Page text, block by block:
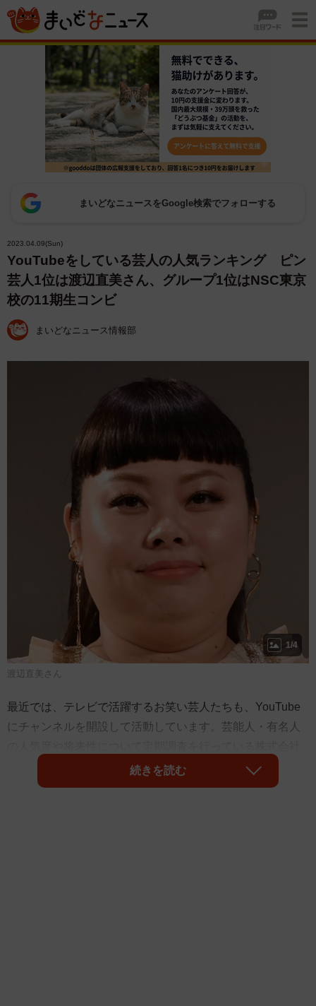
まいどなニュースをGoogle検索でフォローする
2023.04.09(Sun)
YouTubeをしている芸人の人気ランキング ピン
芸人1位は渡辺直美さん、グループ1位はNSC東京
校の11期生コンビ
まいどなニュース情報部
1/4
渡辺直美さん
最近では、テレビで活躍するお笑い芸人たちも、YouTube
にチャンネルを開設して活動しています。芸能人・有名人
アーキテクト（東京都港区）が、このほど発表した
「YouTube配信芸人の人気ランキング」によると、ピン芸
続きを読む